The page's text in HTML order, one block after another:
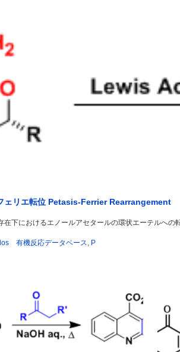
ェリエ転位 Petasis-Ferrier Rearrangement
在下におけるエノールアセタールの環状エーテルへ
有機反応データベース, P